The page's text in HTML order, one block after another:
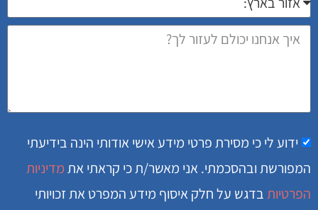
ידוע לי כי מסירת פרטי מידע אישי אודותי הינה בידיעתי
המפורשת ובהסכמתי. אני מאשר/ת כי קראתי אתמדיניות
הפרטיותבדגש על חלק איסוף מידע המפרט את זכויותי